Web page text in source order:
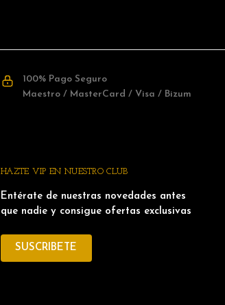
100% Pago Seguro
Maestro / MasterCard / Visa / Bizum
HAZTE VIP EN NUESTRO CLUB
Entérate de nuestras novedades antes
que nadie y consigue ofertas exclusivas
SUSCRIBETE